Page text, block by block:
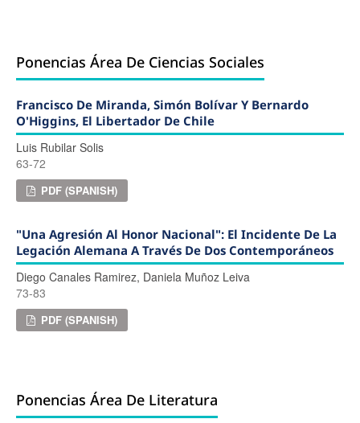
Ponencias Área De Ciencias Sociales
Francisco De Miranda, Simón Bolívar Y Bernardo
O'Higgins, El Libertador De Chile
Luis Rubilar Solis
63-72
PDF (SPANISH)
"Una Agresión Al Honor Nacional": El Incidente De La
Legación Alemana A Través De Dos Contemporáneos
Diego Canales Ramirez, Daniela Muñoz Leiva
73-83
PDF (SPANISH)
Ponencias Área De Literatura